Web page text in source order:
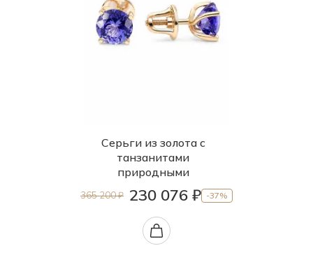
Серьги из золота с
танзанитами
природными
365 200 ₽ 230 076 ₽ -37%